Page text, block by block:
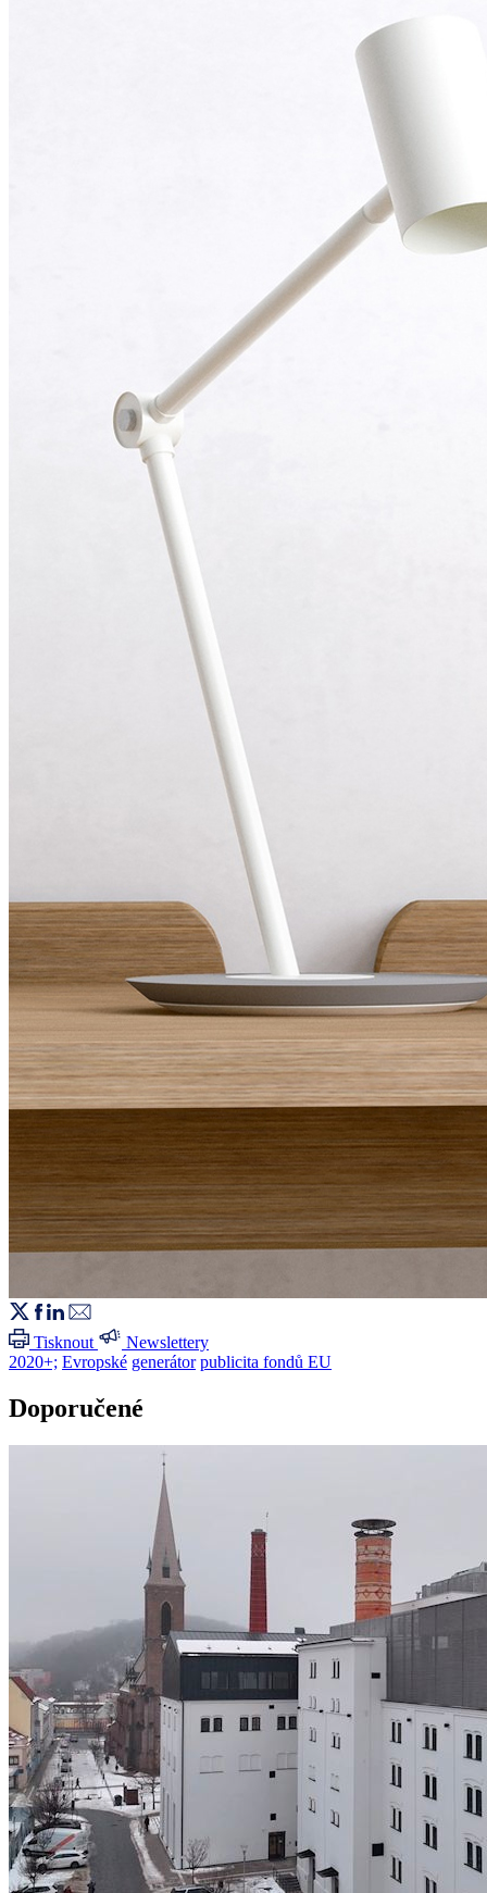
Tisknout
Newslettery
2020+; Evropské generátor publicita fondů EU
Doporučené